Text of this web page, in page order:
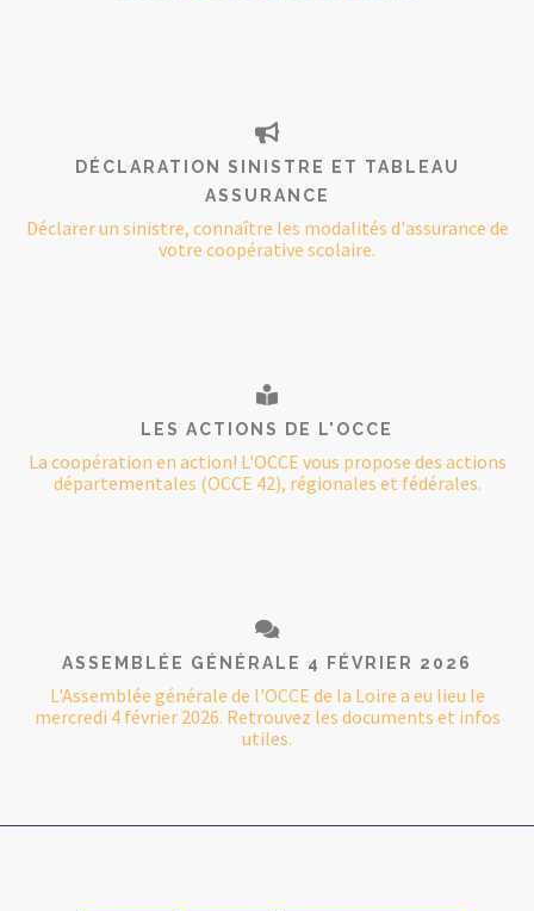
DÉCLARATION SINISTRE ET TABLEAU
ASSURANCE
Déclarer un sinistre, connaître les modalités d'assurance de
votre coopérative scolaire.
LES ACTIONS DE L'OCCE
La coopération en action! L'OCCE vous propose des actions
départementales (OCCE 42), régionales et fédérales.
ASSEMBLÉE GÉNÉRALE 4 FÉVRIER 2026
L'Assemblée générale de l'OCCE de la Loire a eu lieu le
mercredi 4 février 2026. Retrouvez les documents et infos
utiles.